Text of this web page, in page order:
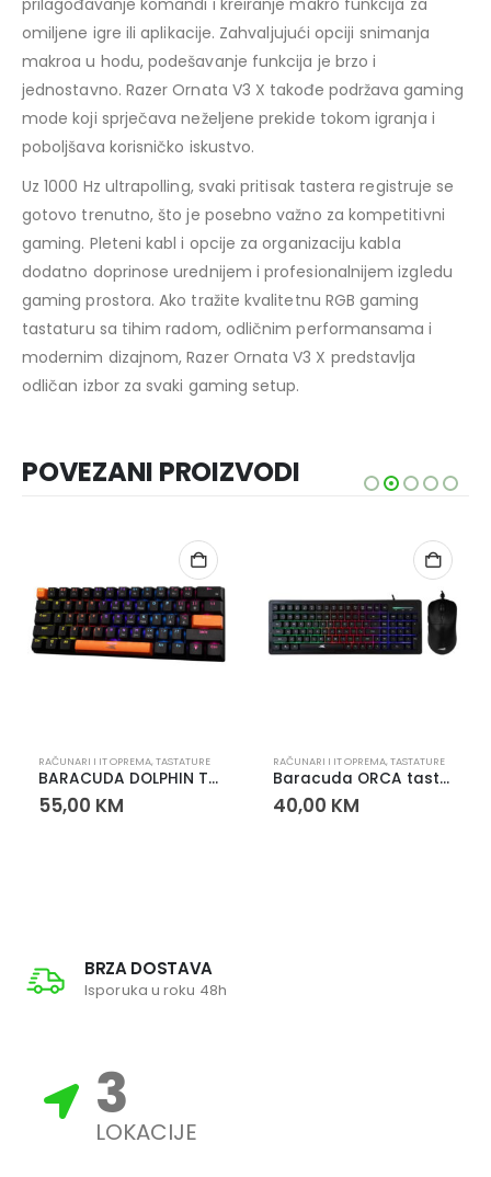
omiljene igre ili aplikacije. Zahvaljujući opciji snimanja
makroa u hodu, podešavanje funkcija je brzo i
jednostavno. Razer Ornata V3 X takođe podržava gaming
mode koji sprječava neželjene prekide tokom igranja i
poboljšava korisničko iskustvo.
Uz 1000 Hz ultrapolling, svaki pritisak tastera registruje se
gotovo trenutno, što je posebno važno za kompetitivni
gaming. Pleteni kabl i opcije za organizaciju kabla
dodatno doprinose urednijem i profesionalnijem izgledu
gaming prostora. Ako tražite kvalitetnu RGB gaming
tastaturu sa tihim radom, odličnim performansama i
modernim dizajnom, Razer Ornata V3 X predstavlja
odličan izbor za svaki gaming setup.
POVEZANI PROIZVODI
RAČUNARI I IT OPREMA,TASTATURE
BARACUDA DOLPHIN TASTATURA
55,00 KM
RAČUNARI I IT OPREMA,TASTATURE
Baracuda ORCA tastatura i miš USB set kancelarijski komplet
40,00 KM
BRZA DOSTAVA
Isporuka u roku 48h
3
LOKACIJE